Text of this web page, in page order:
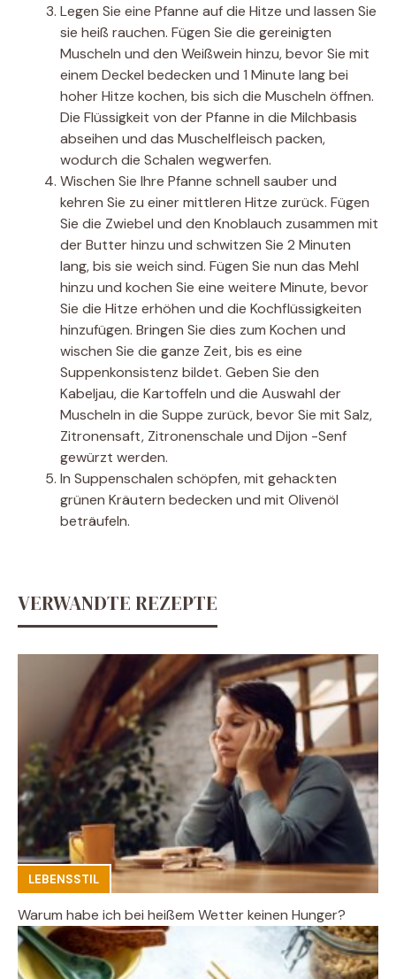
Legen Sie eine Pfanne auf die Hitze und lassen Sie
sie heiß rauchen. Fügen Sie die gereinigten
Muscheln und den Weißwein hinzu, bevor Sie mit
einem Deckel bedecken und 1 Minute lang bei
hoher Hitze kochen, bis sich die Muscheln öffnen.
Die Flüssigkeit von der Pfanne in die Milchbasis
abseihen und das Muschelfleisch packen,
wodurch die Schalen wegwerfen.
Wischen Sie Ihre Pfanne schnell sauber und
kehren Sie zu einer mittleren Hitze zurück. Fügen
Sie die Zwiebel und den Knoblauch zusammen mit
der Butter hinzu und schwitzen Sie 2 Minuten
lang, bis sie weich sind. Fügen Sie nun das Mehl
hinzu und kochen Sie eine weitere Minute, bevor
Sie die Hitze erhöhen und die Kochflüssigkeiten
hinzufügen. Bringen Sie dies zum Kochen und
wischen Sie die ganze Zeit, bis es eine
Suppenkonsistenz bildet. Geben Sie den
Kabeljau, die Kartoffeln und die Auswahl der
Muscheln in die Suppe zurück, bevor Sie mit Salz,
Zitronensaft, Zitronenschale und Dijon -Senf
gewürzt werden.
In Suppenschalen schöpfen, mit gehackten
grünen Kräutern bedecken und mit Olivenöl
beträufeln.
VERWANDTE REZEPTE
LEBENSSTIL
Warum habe ich bei heißem Wetter keinen Hunger?